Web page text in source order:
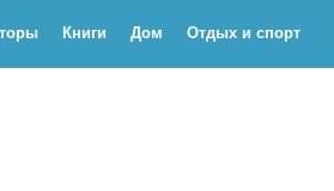
Книги Дом Отдых и спорт